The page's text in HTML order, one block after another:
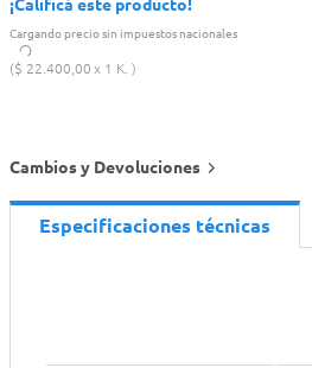
¡Calificá este producto!
Cargando precio sin impuestos nacionales
$ 22.400,00 1 K.
Cambios y Devoluciones
Especificaciones técnicas